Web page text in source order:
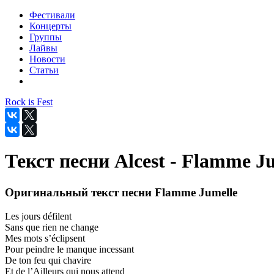
Фестивали
Концерты
Группы
Лайвы
Новости
Статьи
Rock is Fest
Текст песни Alcest - Flamme
Оригинальный текст песни Flamme Jumelle
Les jours défilent
Sans que rien ne change
Mes mots s’éclipsent
Pour peindre le manque incessant
De ton feu qui chavire
Et de l’Ailleurs qui nous attend